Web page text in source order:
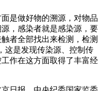
是做好物的溯源，对物品
，感染者就是感染源，要
者全部找出来检测，检测
这是发现传染源、控制传
作在这方面取得了丰富经